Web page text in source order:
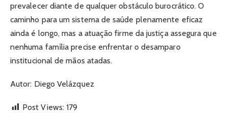
prevalecer diante de qualquer obstáculo burocrático. O
caminho para um sistema de saúde plenamente eficaz
ainda é longo, mas a atuação firme da justiça assegura que
nenhuma família precise enfrentar o desamparo
institucional de mãos atadas.
Autor: Diego Velázquez
Post Views: 179